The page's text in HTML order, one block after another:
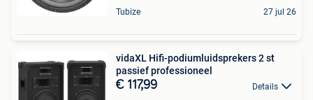
Tubize 27 jul 26
vidaXL Hifi-podiumluidsprekers 2 st
passief professioneel
€ 117,99 Details